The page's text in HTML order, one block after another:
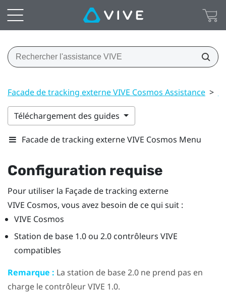
Facade de tracking externe VIVE Cosmos Assistance >
Téléchargement des guides
Facade de tracking externe VIVE Cosmos Menu
Configuration requise
Pour utiliser la Façade de tracking externe
VIVE Cosmos, vous avez besoin de ce qui suit :
VIVE Cosmos
Station de base 1.0 ou 2.0 contrôleurs VIVE
compatibles
Remarque : La station de base 2.0 ne prend pas en
charge le contrôleurVIVE 1.0.